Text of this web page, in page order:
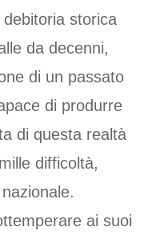
storica
da decenni,
di un passato
di produrre
di questa realtà
difficoltà,
ai suoi